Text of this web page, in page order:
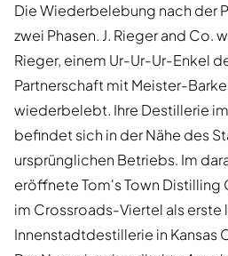
Die Wiederbelebung nach der
zwei Phasen. J. Rieger and Co.
Rieger, einem Ur-Ur-Ur-Enkel
Partnerschaft mit Meister-
wiederbelebt. Ihre Destillerie
befindet sich in der Nähe des
ursprünglichen Betriebs. Im
eröffnete Tom's Town Distilling
im Crossroads-Viertel als erste
Innenstadtdestillerie in Kansas